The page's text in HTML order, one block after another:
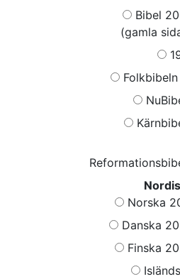
Bibel
(gamla
Folkbibeln
Norska
Danska
Finska